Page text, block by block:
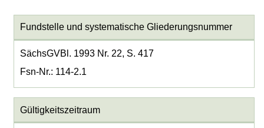
Fundstelle und systematische Gliederungsnummer
SächsGVBl. 1993 Nr. 22, S. 417
Fsn-Nr.: 114-2.1
Gültigkeitszeitraum